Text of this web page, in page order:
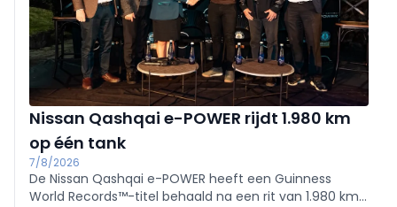
Nissan Qashqai e-POWER rijdt 1.980 km
op één tank
7/8/2026
De Nissan Qashqai e-POWER heeft een Guinness
World Records™-titel behaald na een rit van 1.980 km